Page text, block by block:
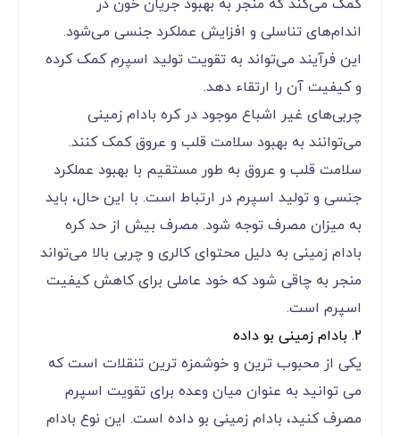
کمک می‌کند که منجر به بهبود جریان خون در
اندام‌های تناسلی و افزایش عملکرد جنسی می‌شود.
این فرآیند می‌تواند به تقویت تولید اسپرم کمک کرده
و کیفیت آن را ارتقاء دهد.
چربی‌های غیر اشباع موجود در کره بادام زمینی
می‌توانند به بهبود سلامت قلب و عروق کمک کنند.
سلامت قلب و عروق به طور مستقیم با بهبود عملکرد
جنسی و تولید اسپرم در ارتباط است. با این حال، باید
به میزان مصرف توجه شود. مصرف بیش از حد کره
بادام زمینی به دلیل محتوای کالری و چربی بالا می‌تواند
منجر به چاقی شود که خود عاملی برای کاهش کیفیت
اسپرم است.
2. بادام زمینی بو داده
یکی از محبوب ‌ترین و خوشمزه ‌ترین تنقلات است که
می ‌توانید به عنوان میان ‌وعده برای تقویت اسپرم
مصرف کنید، بادام زمینی بو داده است. این نوع بادام